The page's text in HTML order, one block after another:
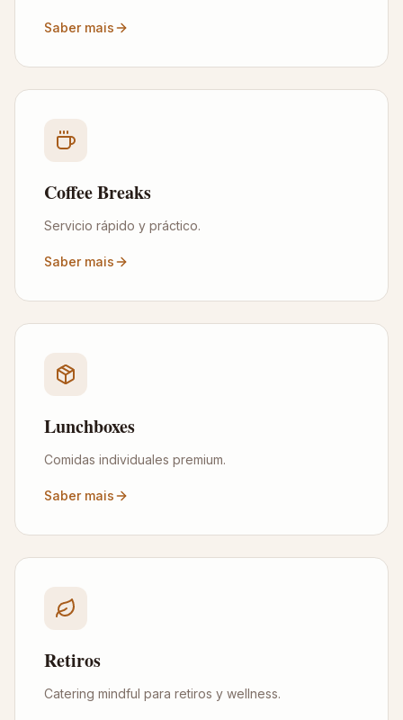
Saber mais
Coffee Breaks
Servicio rápido y práctico.
Saber mais
Lunchboxes
Comidas individuales premium.
Saber mais
Retiros
Catering mindful para retiros y wellness.